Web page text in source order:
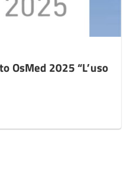
OsMed 2025 “L’uso